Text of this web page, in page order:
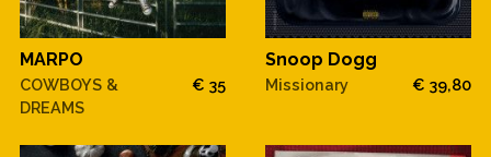
MARPO
COWBOYS &
DREAMS
€ 35
Snoop Dogg
Missionary € 39,80